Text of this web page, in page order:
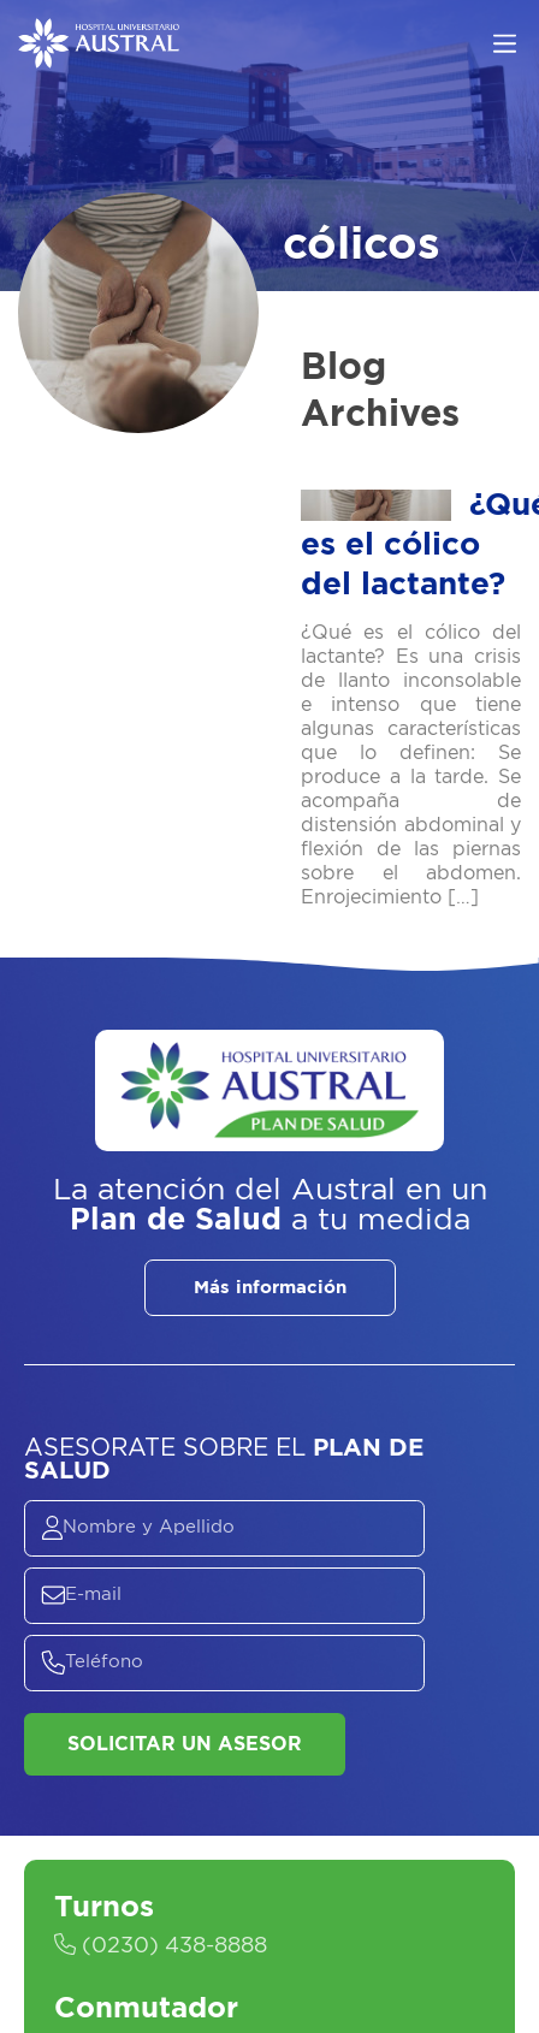
cólicos
Blog
Archives
es el cólico
del lactante?
¿Qué es el cólico del
lactante? Es una crisis
de llanto inconsolable
e intenso que tiene
algunas características
que lo definen: Se
produce a la tarde. Se
acompaña de
distensión abdominal y
flexión de las piernas
sobre el abdomen.
Enrojecimiento […]
La atención del Austral
en un
Plan de Salud a tu medida
Más información
ASESORATE SOBRE PLAN DE
SALUD
SOLICITAR UN ASESOR
Turnos
(0230) 438-8888
Conmutador